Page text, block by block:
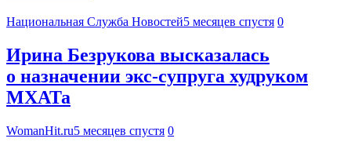
Национальная Служба Новостей5 месяцев спустя 0
Ирина Безрукова высказалась
о назначении экс-супруга худруком
МХАТа
WomanHit.ru5 месяцев спустя 0